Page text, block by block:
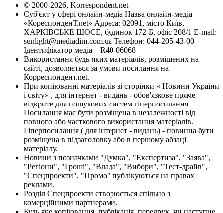
© 2000-2026, Korrespondent.net
Суб'єкт у сфері онлайн-медіа Назва онлайн-медіа –
«КореспонденТ.net» Адреса: 02091, місто Київ,
ХАРКІВСЬКЕ ШОСЕ, будинок 172-Б, офіс 208/1 E-mail:
sunlight@mediadim.com.ua Телефон: 044-205-43-00
Ідентифікатор медіа – R40-06068
Використання будь-яких матеріалів, розміщених на
сайті, дозволяється за умови посилання на
Корреспондент.net.
При копіюванні матеріалів зі сторінки « Новини України
і світу» , для інтернет - видань - обов'язкове пряме
відкрите для пошукових систем гіперпосилання .
Посилання має бути розміщена в незалежності від
повного або часткового використання матеріалів.
Гіперпосилання ( для інтернет - видань) - повинна бути
розміщена в підзаголовку або в першому абзаці
матеріалу.
Новини з позначками "Думка", "Експертиза", "Заява",
"Регіони", "Гроші", "Влада", "Вибори", "Тест-драйв",
"Спецпроекти", "Промо" публікуються на правах
реклами.
Розділ Спецпроекти створюється спільно з
комерційними партнерами.
Будь яке копіювання, публікація, передрук, чи наступне